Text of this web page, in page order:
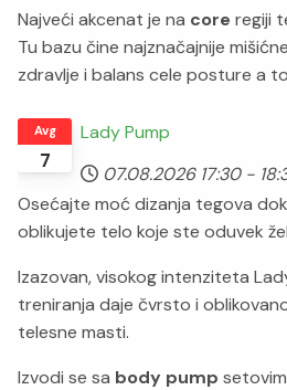
Najveći akcenat je na core regiji
Tu bazu čine najznačajnije
zdravlje i balans cele posture a
7
Avg
Lady Pump
07.08.2026 17:30 -
Osećajte moć dizanja tegova
oblikujete telo koje ste oduvek
Izazovan, visokog intenziteta
treniranja daje čvrsto i
telesne masti.
Izvodi se sa body pump